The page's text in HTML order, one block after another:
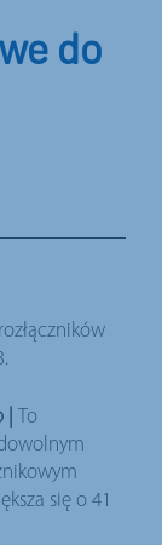
do
|
To
się o 41